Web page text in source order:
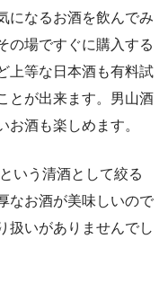
になるお酒を飲んでみ
の場ですぐに購入する
上等な日本酒も有料試
とが出来ます。男山酒
酒も楽しめます。
いう清酒として絞る
なお酒が美味しいので
扱いがありませんでし